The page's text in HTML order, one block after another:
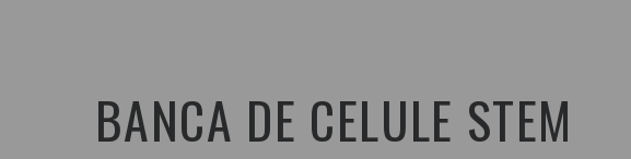
BANCA DE CELULE STEM